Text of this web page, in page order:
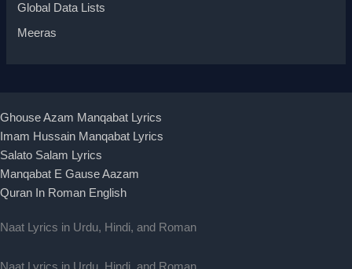
Global Data Lists
Meeras
Ghouse Azam Manqabat Lyrics
Imam Hussain Manqabat Lyrics
Salato Salam Lyrics
Manqabat E Gause Aazam
Quran In Roman English
Naat Lyrics in Urdu, Hindi, and Roman